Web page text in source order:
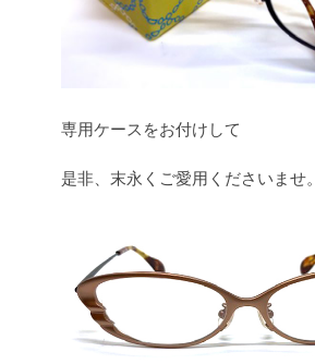
専用ケースをお付けして
是非、末永くご愛用くださいませ。